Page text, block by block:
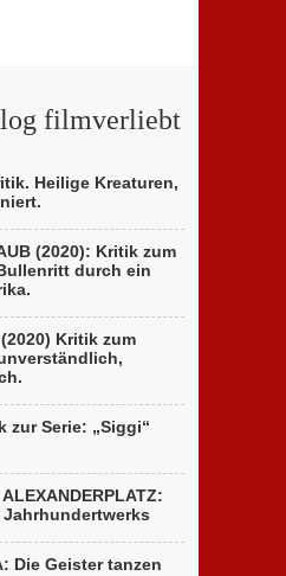
filmverliebt
Heilige Kreaturen,
(2020): Kritik zum
durch ein
Kritik zum
zur Serie: „Siggi“
Die Geister tanzen